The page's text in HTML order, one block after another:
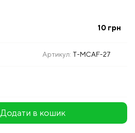
10 грн
Артикул: T-MCAF-27
Додати в кошик